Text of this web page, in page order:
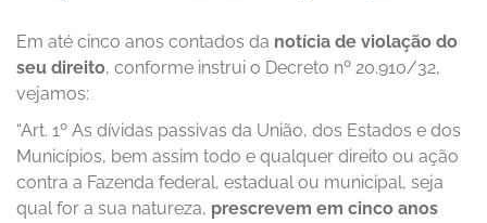
Em até cinco anos contados da notícia de violação do
seu direito, conforme instrui o Decreto nº 20.910/32,
vejamos:
“Art. 1º As dívidas passivas da União, dos Estados e dos
Municípios, bem assim todo e qualquer direito ou ação
contra a Fazenda federal, estadual ou municipal, seja
qual for a sua natureza, prescrevem em cinco anos